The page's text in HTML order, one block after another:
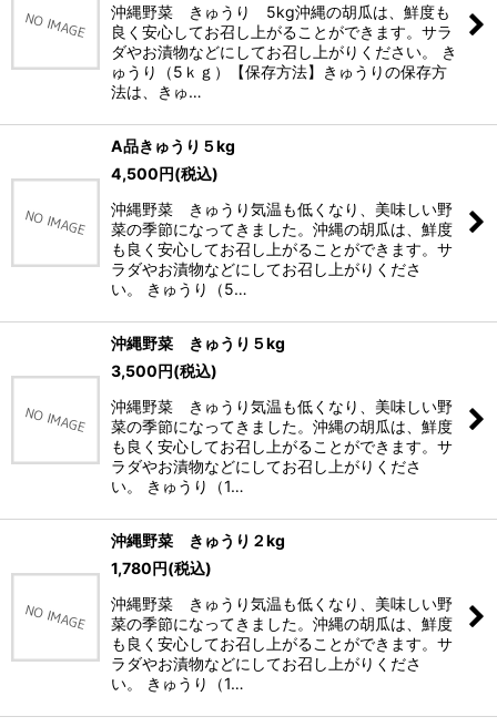
絞り込む
沖縄野菜 きゅうり 5kg沖縄の胡瓜は、鮮度も
良く安心してお召し上がることができます。サラ
ダやお漬物などにしてお召し上がりください。 き
ゅうり（5ｋｇ）【保存方法】きゅうりの保存方
法は、きゅ…
A品きゅうり５kg
4,500円(税込)
沖縄野菜 きゅうり気温も低くなり、美味しい野
菜の季節になってきました。沖縄の胡瓜は、鮮度
も良く安心してお召し上がることができます。サ
ラダやお漬物などにしてお召し上がりくださ
い。 きゅうり（5…
沖縄野菜 きゅうり５kg
3,500円(税込)
沖縄野菜 きゅうり気温も低くなり、美味しい野
菜の季節になってきました。沖縄の胡瓜は、鮮度
も良く安心してお召し上がることができます。サ
ラダやお漬物などにしてお召し上がりくださ
い。 きゅうり（1…
沖縄野菜 きゅうり２kg
1,780円(税込)
沖縄野菜 きゅうり気温も低くなり、美味しい野
菜の季節になってきました。沖縄の胡瓜は、鮮度
も良く安心してお召し上がることができます。サ
ラダやお漬物などにしてお召し上がりくださ
い。 きゅうり（1…